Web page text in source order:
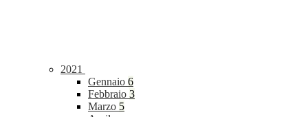
2021
Gennaio 6
Febbraio 3
Marzo 5